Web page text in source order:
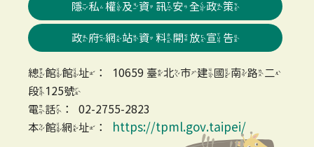
隱私權及資訊安全政策
政府網站資料開放宣告
總館館址：10659 臺北市建國南路二
段125號
電話：02-2755-2823
本館網址：
https://tpml.gov.taipei/